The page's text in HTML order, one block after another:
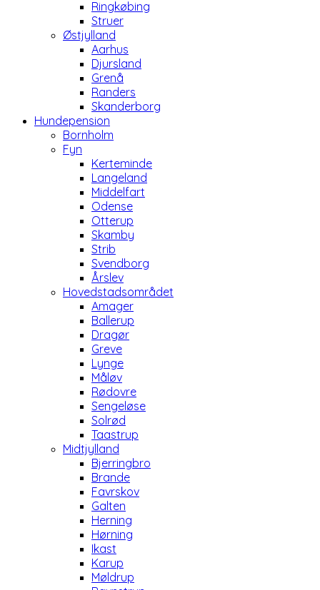
Ringkøbing
Struer
Østjylland
Aarhus
Djursland
Grenå
Randers
Skanderborg
Hundepension
Bornholm
Fyn
Kerteminde
Langeland
Middelfart
Odense
Otterup
Skamby
Strib
Svendborg
Årslev
Hovedstadsområdet
Amager
Ballerup
Dragør
Greve
Lynge
Måløv
Rødovre
Sengeløse
Solrød
Taastrup
Midtjylland
Bjerringbro
Brande
Favrskov
Galten
Herning
Hørning
Ikast
Karup
Møldrup